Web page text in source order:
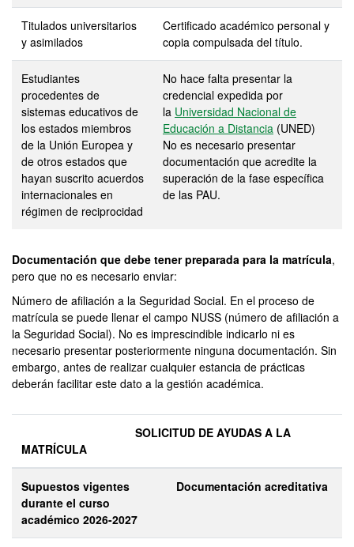
Titulados universitarios
y asimilados
Certificado académico personal y
copia compulsada del título.
Estudiantes
procedentes de
sistemas educativos de
los estados miembros
de la Unión Europea y
de otros estados que
hayan suscrito acuerdos
internacionales en
régimen de reciprocidad
No hace falta presentar la
credencial expedida por
la Universidad Nacional de
Educación a Distancia (UNED)
No es necesario presentar
documentación que acredite la
superación de la fase específica
de las PAU.
Documentación que debe tener preparada para la matrícula,
pero que no es necesario enviar:
Número de afiliación a la Seguridad Social. En el proceso de
matrícula se puede llenar el campo NUSS (número de afiliación a
la Seguridad Social). No es imprescindible indicarlo ni es
necesario presentar posteriormente ninguna documentación. Sin
embargo, antes de realizar cualquier estancia de prácticas
deberán facilitar este dato a la gestión académica.
SOLICITUD DE AYUDAS A LA
MATRÍCULA
Supuestos vigentes
durante el curso
académico 2026-2027
Documentación acreditativa